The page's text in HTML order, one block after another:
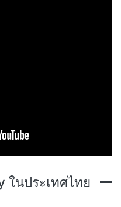
ในประเทศไทย